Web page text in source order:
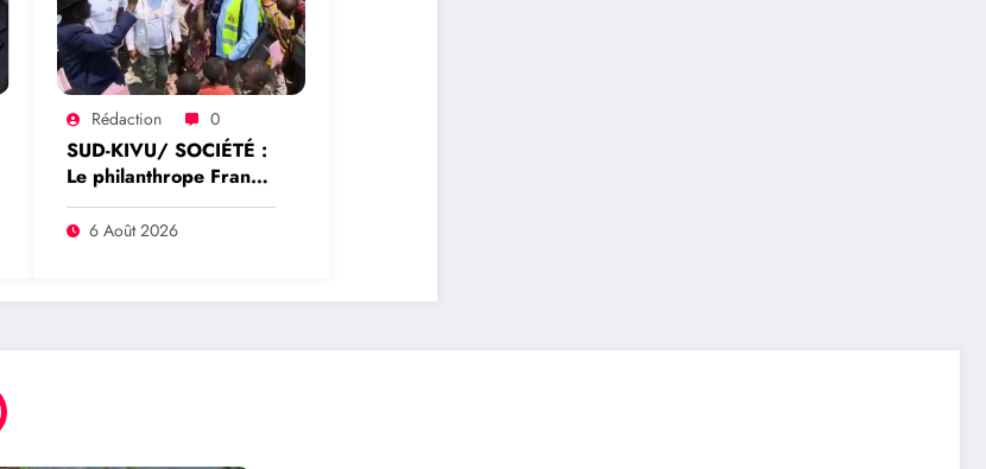
Rédaction 0
SUD-KIVU/ SOCIÉTÉ :
Le philanthrope Frank
Mwaka Kubihamushizi
distribue des cahiers
philanthrope
6 Août 2026